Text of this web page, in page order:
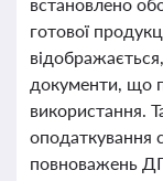
готової
документи, що
використання.
оподаткування
повноважень